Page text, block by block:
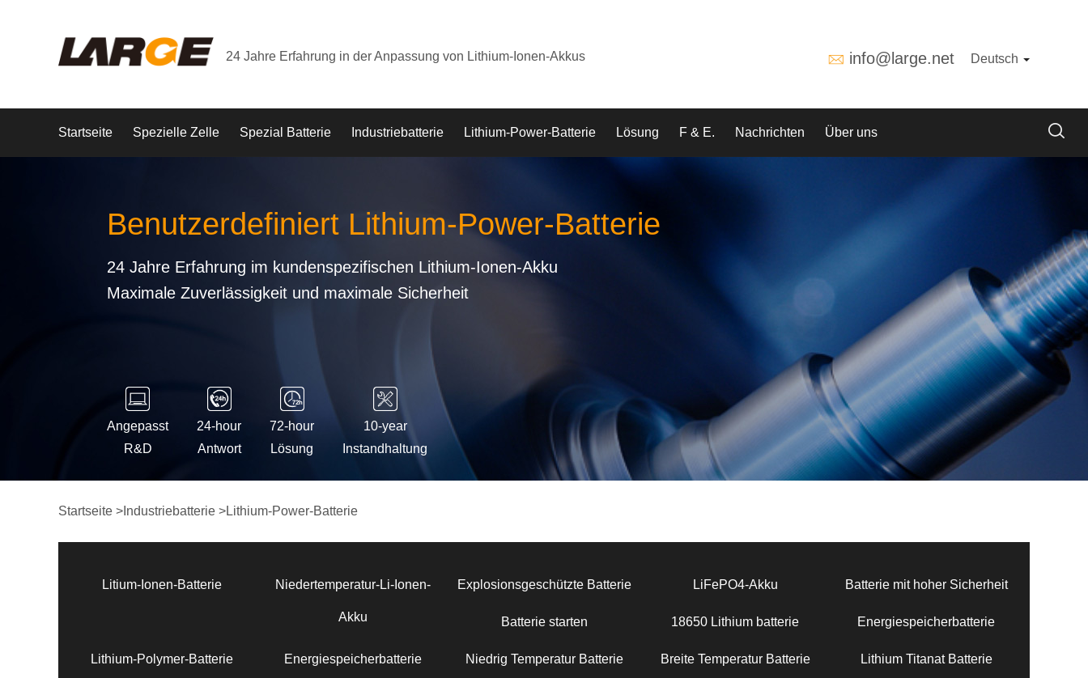
24 Jahre Erfahrung in der Anpassung von Lithium-Ionen-Akkus info@large.net Deutsch
Startseite Spezielle Zelle Spezial Batterie Industriebatterie Lithium-Power-Batterie Lösung F & E. Nachrichten Über uns
Benutzerdefiniert Lithium-Power-Batterie
24 Jahre Erfahrung im kundenspezifischen Lithium-Ionen-Akku
Maximale Zuverlässigkeit und maximale Sicherheit
Angepasst
R&D
24-hour
Antwort
72-hour
Lösung
10-year
Instandhaltung
Startseite > Industriebatterie >Lithium-Power-Batterie
Litium-Ionen-Batterie Niedertemperatur-Li-Ionen-
Akku
Explosionsgeschützte Batterie LiFePO4-Akku Batterie mit hoher Sicherheit
Batterie starten 18650 Lithium batterie Energiespeicherbatterie
Lithium-Polymer-Batterie Energiespeicherbatterie Niedrig Temperatur Batterie Breite Temperatur Batterie Lithium Titanat Batterie